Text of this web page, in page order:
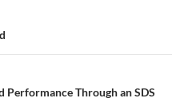
Performance Through an SDS